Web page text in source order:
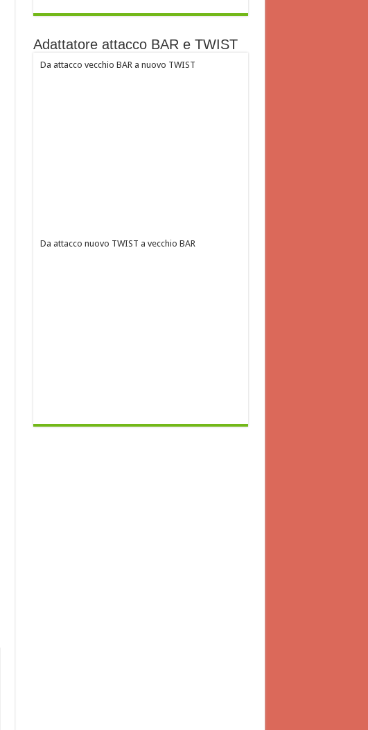
Adattatore attacco BAR e TWIST
Da attacco vecchio BAR a nuovo TWIST
Da attacco nuovo TWIST a vecchio BAR